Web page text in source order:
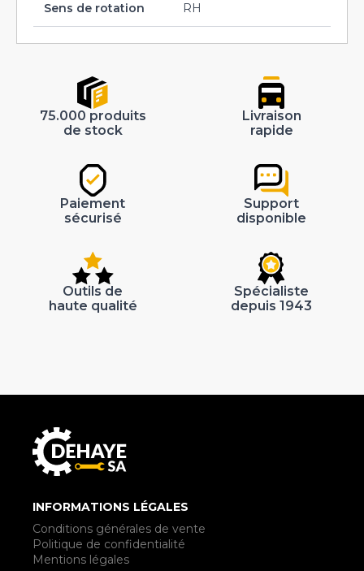
Sens de rotation RH
75.000 produits
de stock
Livraison
rapide
Paiement
sécurisé
Support
disponible
Outils de
haute qualité
Spécialiste
depuis 1943
INFORMATIONS LÉGALES
Conditions générales de vente
Politique de confidentialité
Mentions légales